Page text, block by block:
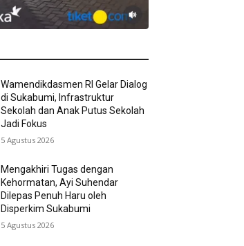
Wamendikdasmen RI Gelar Dialog
di Sukabumi, Infrastruktur
Sekolah dan Anak Putus Sekolah
Jadi Fokus
5 Agustus 2026
Mengakhiri Tugas dengan
Kehormatan, Ayi Suhendar
Dilepas Penuh Haru oleh
Disperkim Sukabumi
5 Agustus 2026